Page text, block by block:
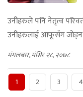
उनीहरुले पनि नेतृत्व
उनीहरुलाई आफूसँग
मंगलबार, मंसिर २८, २०७८
1 2 3 4